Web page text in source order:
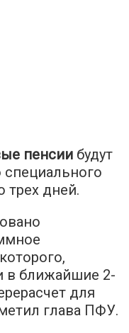
пенсии будут
трех дней.
в ближайшие 2-
для
глава ПФУ.